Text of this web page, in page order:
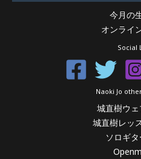
今月の
オンライ
Social
Naoki Jo
城直樹ウェ
城直樹レッ
ソロギ